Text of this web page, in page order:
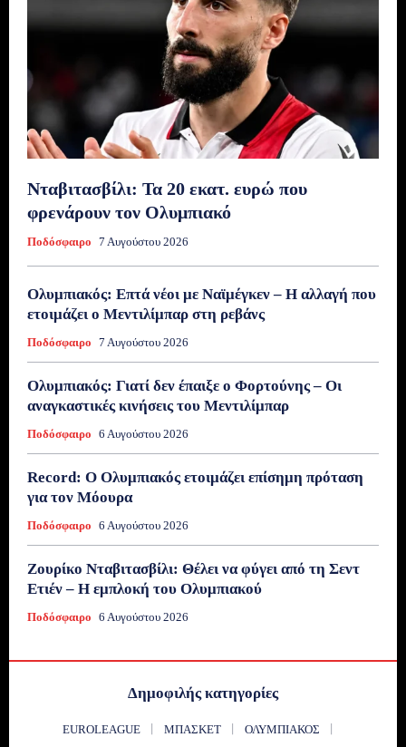
Νταβιτασβίλι: Τα 20 εκατ. ευρώ που
φρενάρουν τον Ολυμπιακό
Ποδόσφαιρο 7 Αυγούστου 2026
Ολυμπιακός: Επτά νέοι με Ναϊμέγκεν – Η αλλαγή που
ετοιμάζει ο Μεντιλίμπαρ στη ρεβάνς
Ποδόσφαιρο 7 Αυγούστου 2026
Ολυμπιακός: Γιατί δεν έπαιξε ο Φορτούνης – Οι
αναγκαστικές κινήσεις του Μεντιλίμπαρ
Ποδόσφαιρο 6 Αυγούστου 2026
Record: Ο Ολυμπιακός ετοιμάζει επίσημη πρόταση
για τον Μόουρα
Ποδόσφαιρο 6 Αυγούστου 2026
Ζουρίκο Νταβιτασβίλι: Θέλει να φύγει από τη Σεντ
Ετιέν – Η εμπλοκή του Ολυμπιακού
Ποδόσφαιρο 6 Αυγούστου 2026
Δημοφιλής κατηγορίες
EUROLEAGUE ΜΠΆΣΚΕΤ
ΟΛΥΜΠΙΑΚΌΣ